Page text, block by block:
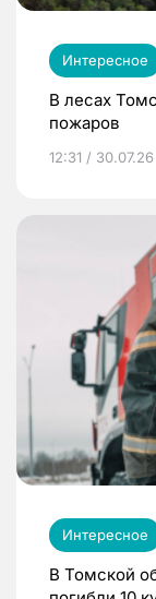
Интересное
В лесах
пожаров
12:31 / 30.07.26
Интересное
В Томской